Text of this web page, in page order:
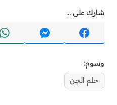
شارك على ...
وسوم:
حلم الجن